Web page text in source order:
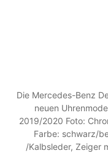
Die Mercedes-Benz
neuen
2019/2020 Foto:
Farbe: schwarz/
/Kalbsleder, Zeiger